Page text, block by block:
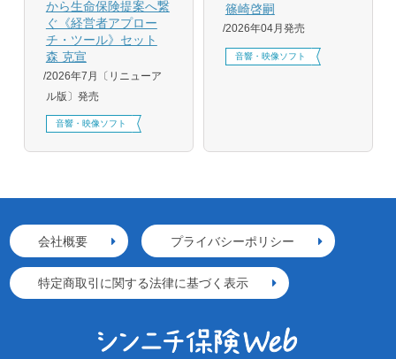
から生命保険提案へ繋
ぐ《経営者アプロー
チ・ツール》セット
森 克宣
2026年7月〔リニューア
ル版〕発売
音響・映像ソフト
篠崎啓嗣
2026年04月発売
音響・映像ソフト
会社概要 プライバシーポリシー
特定商取引に関する法律に基づく表示